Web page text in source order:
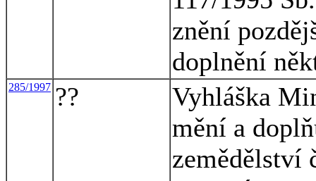
znění
doplnění
285/1997 ??
Vyhláška
mění a
zemědělství